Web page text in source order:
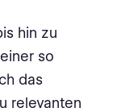
hin zu
so
das
relevanten